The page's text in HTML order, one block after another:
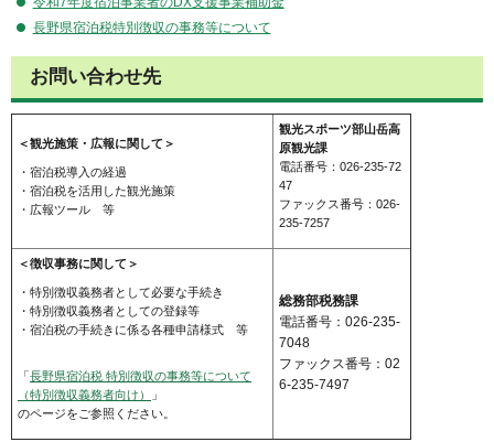
長野県宿泊税特別徴収の事務等について
お問い合わせ先
＜観光施策・広報に関して＞
・宿泊税導入の経過
・宿泊税を活用した観光施策
・広報ツール 等
観光スポーツ部山岳高
原観光課
電話番号：026-235-72
47
ファックス番号：026-
235-7257
＜徴収事務に関して＞
・特別徴収義務者として必要な手続き
・特別徴収義務者としての登録等
・宿泊税の手続きに係る各種申請様式 等
「長野県宿泊税 特別徴収の事務等について
（特別徴収義務者向け）
」
のページをご参照ください。
総務部税務課
電話番号：026-235-
7048
ファックス番号：02
6-235-7497